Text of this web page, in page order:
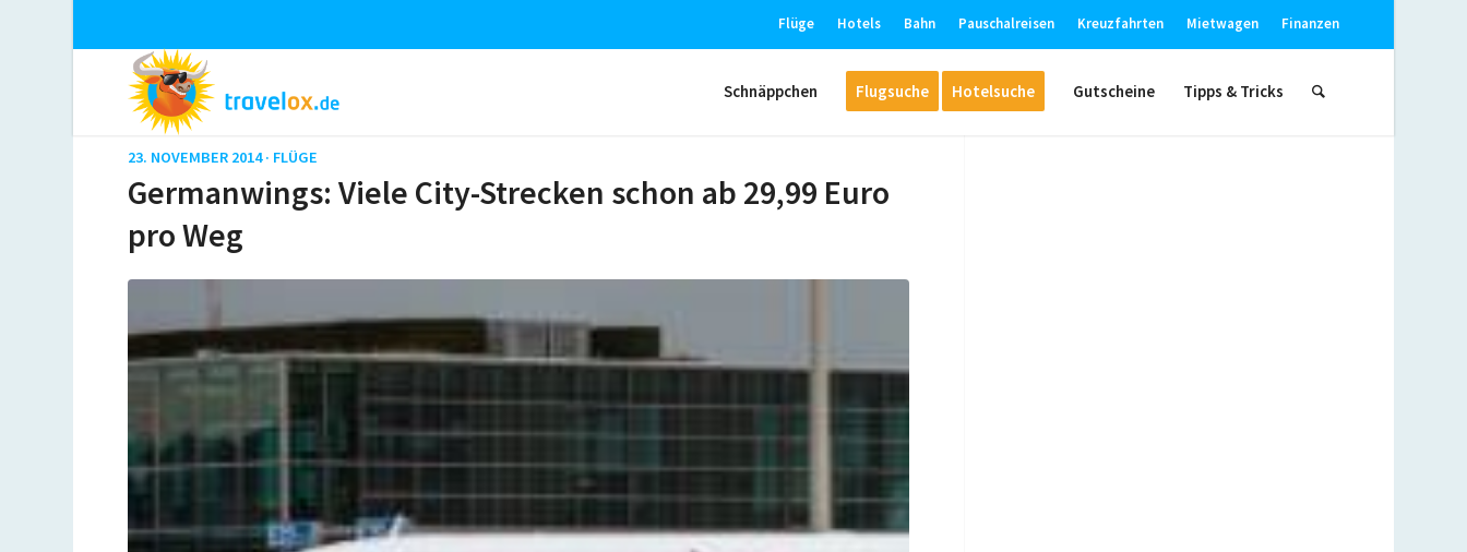
Flüge Hotels Bahn Pauschalreisen Kreuzfahrten Mietwagen Finanzen
Schnäppchen Flugsuche Hotelsuche Gutscheine Tipps & Tricks
23. NOVEMBER 2014 · FLÜGE
Germanwings: Viele City-Strecken schon ab 29,99 Euro
pro Weg